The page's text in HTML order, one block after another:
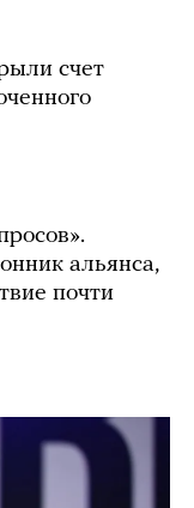
счет
альянса,
почти